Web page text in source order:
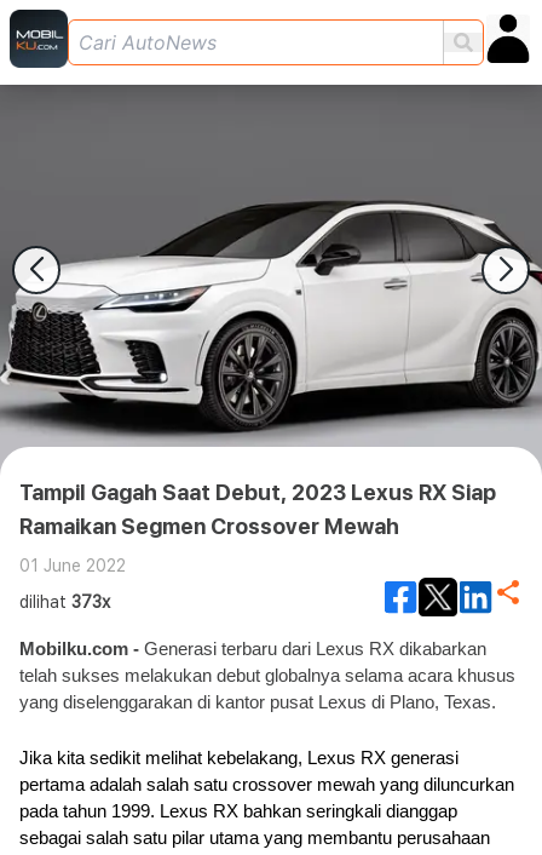
Tampil Gagah Saat Debut, 2023 Lexus RX Siap
Ramaikan Segmen Crossover Mewah
01 June 2022
dilihat 373x
Mobilku.com - Generasi terbaru dari Lexus RX dikabarkan
telah sukses melakukan debut globalnya selama acara khusus
yang diselenggarakan di kantor pusat Lexus di Plano, Texas.
Jika kita sedikit melihat kebelakang, Lexus RX generasi
pertama adalah salah satu crossover mewah yang diluncurkan
pada tahun 1999. Lexus RX bahkan seringkali dianggap
sebagai salah satu pilar utama yang membantu perusahaan